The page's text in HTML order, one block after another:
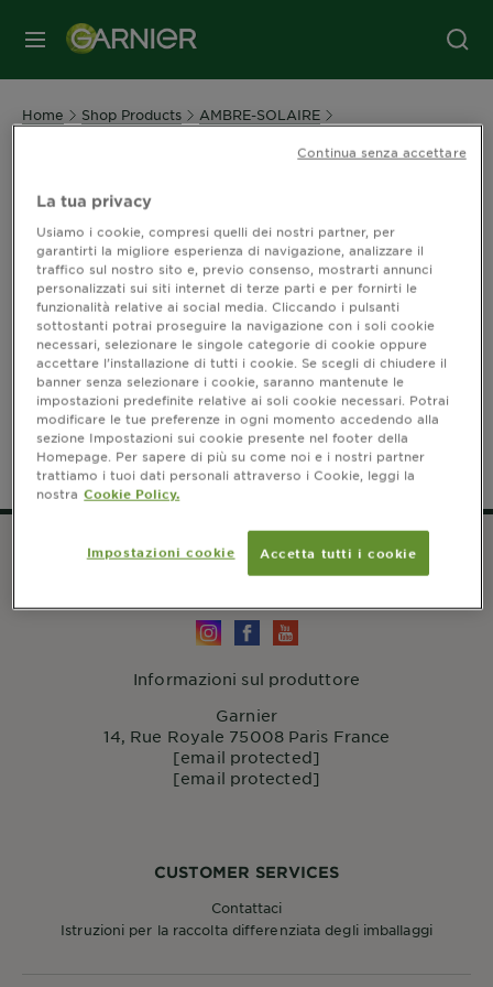
MENU
Home Shop Products AMBRE-SOLAIRE
Shop Acqua UV
Filters
Ordina per
Novità
CLOSE
Mostra (0) risultato / i
CUSTOMER SERVICES
Contattaci
Istruzioni per la raccolta differenziata degli imballaggi
Informazioni sul produttore
Garnier
14, Rue Royale 75008 Paris France
[email protected]
[email protected]
La tua privacy
Usiamo i cookie, compresi quelli dei nostri partner, per
garantirti la migliore esperienza di navigazione, analizzare il
traffico sul nostro sito e, previo consenso, mostrarti annunci
personalizzati sui siti internet di terze parti e per fornirti le
funzionalità relative ai social media. Cliccando i pulsanti
sottostanti potrai proseguire la navigazione con i soli cookie
necessari, selezionare le singole categorie di cookie oppure
accettare l’installazione di tutti i cookie. Se scegli di chiudere il
banner senza selezionare i cookie, saranno mantenute le
impostazioni predefinite relative ai soli cookie necessari. Potrai
modificare le tue preferenze in ogni momento accedendo alla
sezione Impostazioni sui cookie presente nel footer della
Homepage. Per sapere di più su come noi e i nostri partner
trattiamo i tuoi dati personali attraverso i Cookie, leggi la
nostra Cookie Policy.
Impostazioni cookie Accetta tutti i cookie
Continua senza accettare